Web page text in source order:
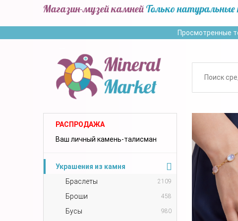
Магазин-музей камней Только
Просмотренные
РАСПРОДАЖА
Ваш личный камень-талисман
Украшения из камня
Браслеты
2109
Броши 458
Бусы 980